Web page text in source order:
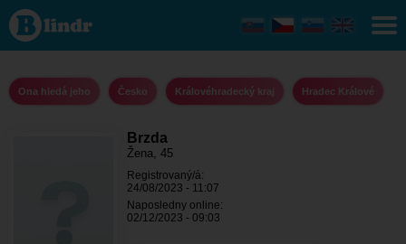
Brzda - Ona
hledá jeho
Královéhradecký
kraj - Hradec
Ona hledá jeho Česko Královéhradecký kraj Hradec Králové
Brzda
Žena, 45
Registrovaný/á:
24/08/2023 - 11:07
Naposledny online:
02/12/2023 - 09:03